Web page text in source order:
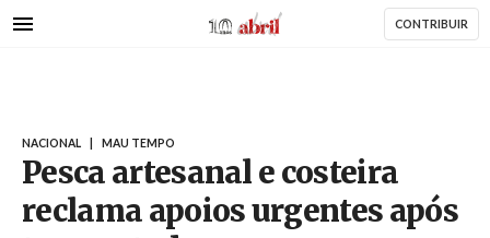
para
AbrilAbril CONTRIBUIR
NACIONAL MAU TEMPO
Pesca artesanal e costeira
reclama apoios urgentes após